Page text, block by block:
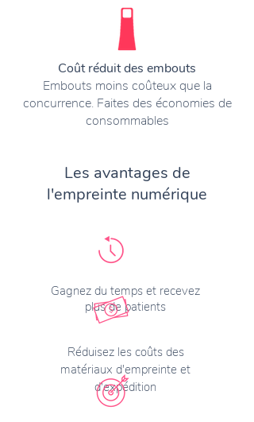
Coût réduit des embouts
Embouts moins coûteux que la
concurrence. Faites des économies de
consommables
Les avantages de
l'empreinte numérique
Gagnez du temps et recevez
plus de patients
Réduisez les coûts des
matériaux d'empreinte et
d'expédition